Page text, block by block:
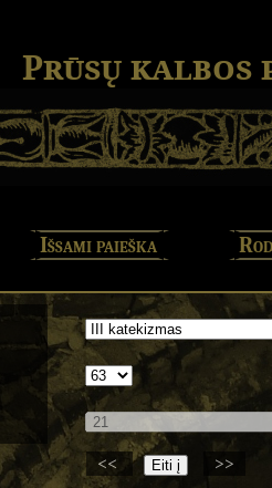
Prūsų kalbos
Išsami paieška
<<
>>